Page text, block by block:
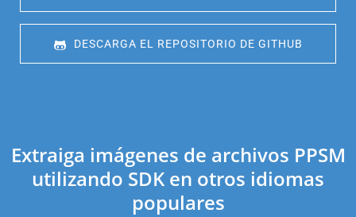
DESCARGA EL REPOSITORIO DE GITHUB
Extraiga imágenes de archivos PPSM
utilizando SDK en otros idiomas
populares